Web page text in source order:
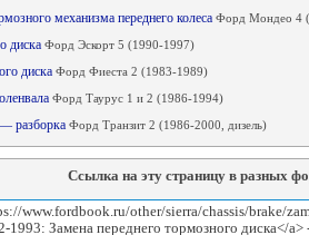
механизма переднего колеса Форд Мондео 4
диска Форд Эскорт 5 (1990-1997)
диска Форд Фиеста 2 (1983-1989)
Форд Таурус 1 и 2 (1986-1994)
разборка Форд Транзит 2 (1986-2000, дизель)
Ссылка на эту страницу в разных